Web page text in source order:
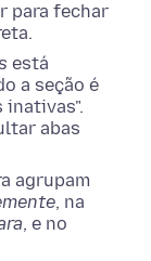
para fechar
está
a seção é
inativas".
abas
agrupam
, na
, e no